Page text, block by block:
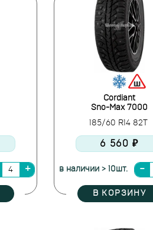
Cordiant
Sno-Max 7000
185/60 R14 82T
6 560 ₽
в наличии > 10шт.
В КОРЗИНУ